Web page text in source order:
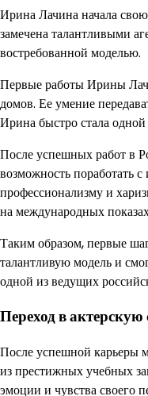
Ирина Лачина начала
замечена талантливыми
востребованной моделью.
Первые работы Ирины
домов. Ее умение
Ирина быстро стала
После успешных работ в
возможность поработать
профессионализму и
на международных
Таким образом, первые
талантливую модель и
одной из ведущих
Переход в актерскую
После успешной карьеры
из престижных учебных
эмоции и чувства своего